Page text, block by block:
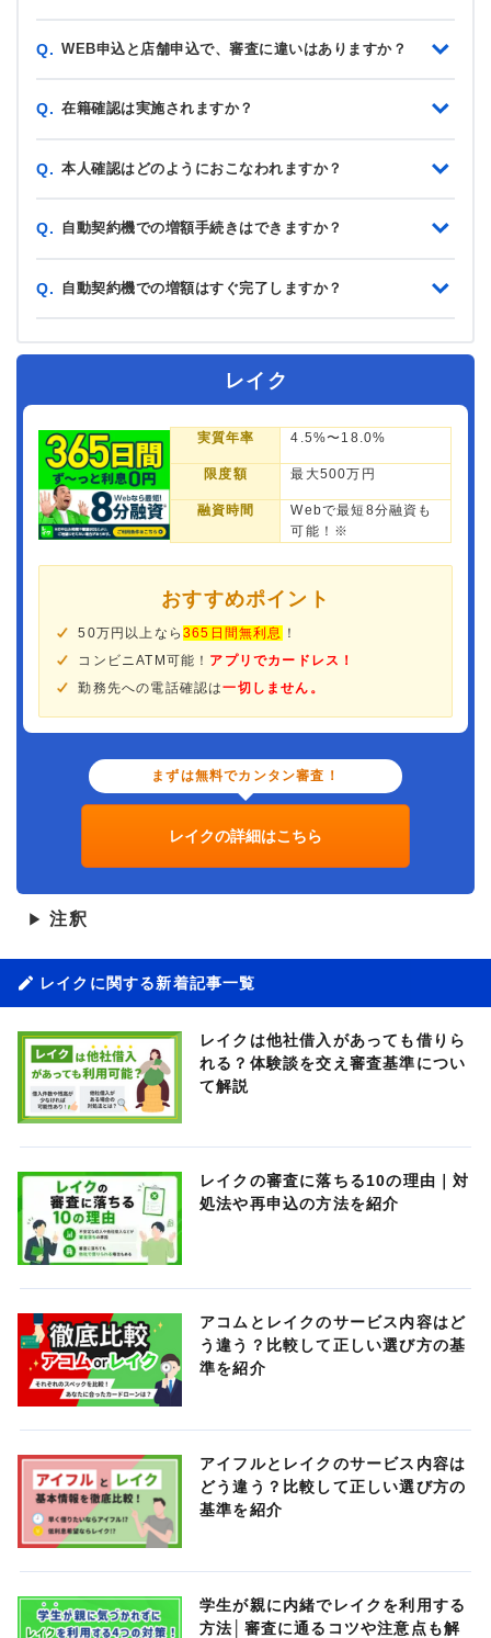
Q. WEB申込と店舗申込で、審査に違いはありますか？
Q. 在籍確認は実施されますか？
Q. 本人確認はどのようにおこなわれますか？
Q. 自動契約機での増額手続きはできますか？
Q. 自動契約機での増額はすぐ完了しますか？
レイク
実質年率 4.5%〜18.0%
限度額 最大500万円
融資時間
Webで最短8分融資も
可能！※
おすすめポイント
50万円以上なら365日間無利息
！
コンビニATM可能！ アプリでカードレス！
勤務先への電話確認は一切しません。
まずは無料でカンタン審査！
レイクの詳細はこちら
▶ 注釈
レイクに関する新着記事一覧
レイクは他社借入があっても借りら
れる？体験談を交え審査基準につい
て解説
レイクの審査に落ちる10の理由｜対
処法や再申込の方法を紹介
アコムとレイクのサービス内容はど
う違う？比較して正しい選び方の基
準を紹介
アイフルとレイクのサービス内容は
どう違う？比較して正しい選び方の
基準を紹介
学生が親に内緒でレイクを利用する
方法│審査に通るコツや注意点も解